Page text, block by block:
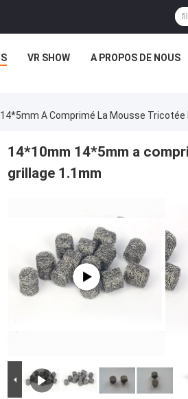
VR SHOW A PROPOS DE NOUS
A Comprimé La Mousse Tricotée
14*10mm 14*5mm a
grillage 1.1mm